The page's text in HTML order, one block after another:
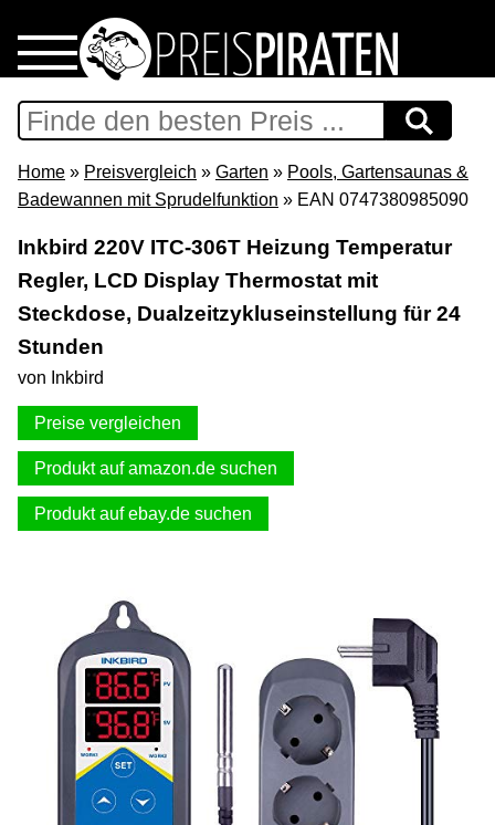
Home
Download
Support & Newsletter
Presse
Datenschutz
Impressum
Home » Preisvergleich » Garten » Pools, Gartensaunas &
Badewannen mit Sprudelfunktion » EAN 0747380985090
Inkbird 220V ITC-306T Heizung Temperatur
Regler, LCD Display Thermostat mit
Steckdose, Dualzeitzykluseinstellung für 24
Stunden
von Inkbird
Preise vergleichen
Produkt auf amazon.de suchen
Produkt auf ebay.de suchen